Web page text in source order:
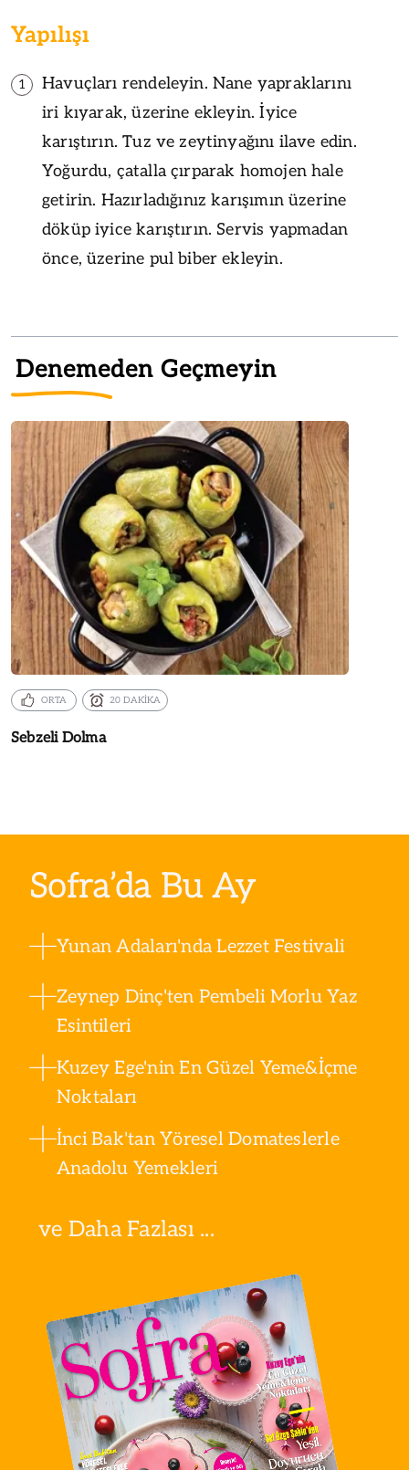
Yapılışı
1
Havuçları rendeleyin. Nane yapraklarını
iri kıyarak, üzerine ekleyin. İyice
karıştırın. Tuz ve zeytinyağını ilave edin.
Yoğurdu, çatalla çırparak homojen hale
getirin. Hazırladığınız karışımın üzerine
döküp iyice karıştırın. Servis yapmadan
önce, üzerine pul biber ekleyin.
Denemeden Geçmeyin
ORTA 20 DAKİKA
Sebzeli Dolma
Sofra’da Bu Ay
Yunan Adaları'nda Lezzet Festivali
Zeynep Dinç'ten Pembeli Morlu Yaz
Esintileri
Kuzey Ege'nin En Güzel Yeme&İçme
Noktaları
İnci Bak'tan Yöresel Domateslerle
Anadolu Yemekleri
ve Daha Fazlası ...